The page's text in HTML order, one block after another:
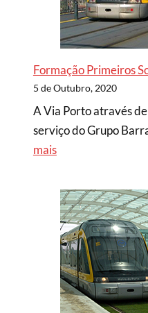
Formação Primeiros
5 de Outubro, 2020
A Via Porto através
serviço do Grupo
mais